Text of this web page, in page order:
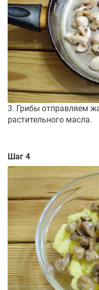
3. Грибы отправляем
растительного масла.
Шаг 4